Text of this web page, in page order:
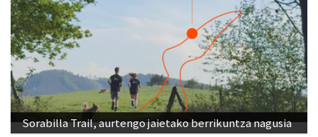
Sorabilla Trail, aurtengo jaietako berrikuntza nagusia